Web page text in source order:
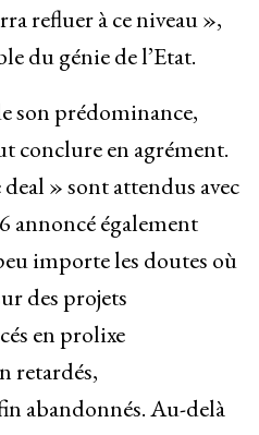
refluer à ce niveau »,
du génie de l’Etat.
son prédominance,
conclure en agrément.
» sont attendus avec
annoncé également
importe les doutes où
des projets
en prolixe
retardés,
abandonnés. Au-delà